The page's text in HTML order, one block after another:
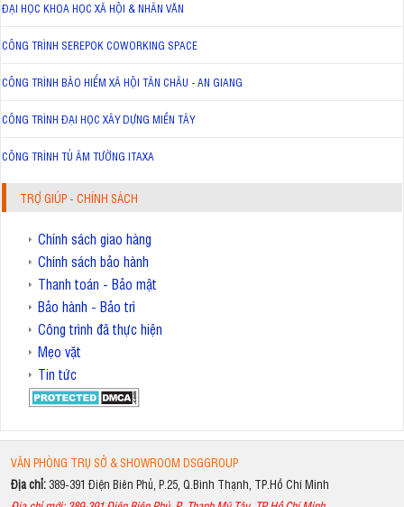
ĐẠI HỌC KHOA HỌC XÃ HỘI & NHÂN VĂN
CÔNG TRÌNH SEREPOK COWORKING SPACE
CÔNG TRÌNH BẢO HIỂM XÃ HỘI TÂN CHÂU - AN GIANG
CÔNG TRÌNH ĐẠI HỌC XÂY DỰNG MIỀN TÂY
CÔNG TRÌNH TỦ ÂM TƯỜNG ITAXA
TRỢ GIÚP - CHÍNH SÁCH
Chính sách giao hàng
Chính sách bảo hành
Thanh toán - Bảo mật
Bảo hành - Bảo trì
Công trình đã thực hiện
Mẹo vặt
Tin tức
VĂN PHÒNG TRỤ SỞ & SHOWROOM DSGGROUP
Địa chỉ: 389-391 Điện Biên Phủ, P.25, Q.Bình Thạnh, TP.Hồ Chí Minh